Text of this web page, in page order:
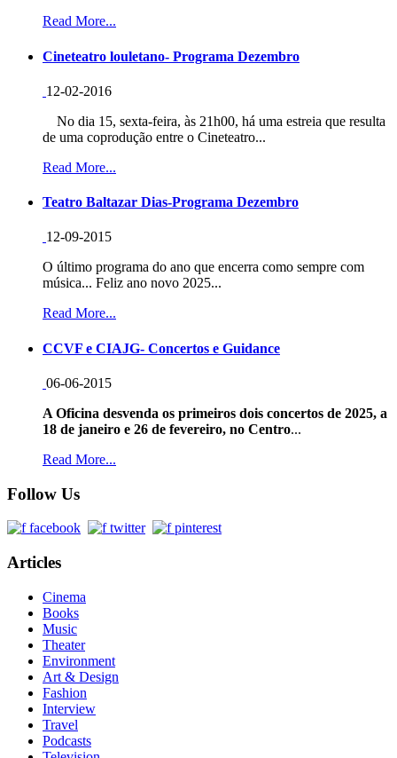
Read More...
Cineteatro louletano- Programa Dezembro
12-02-2016
No dia 15, sexta-feira, às 21h00, há uma estreia que resulta
de uma coprodução entre o Cineteatro...
Read More...
Teatro Baltazar Dias-Programa Dezembro
12-09-2015
O último programa do ano que encerra como sempre com
música... Feliz ano novo 2025...
Read More...
CCVF e CIAJG- Concertos e Guidance
06-06-2015
A Oficina desvenda os primeiros dois concertos de 2025, a
18 de janeiro e 26 de fevereiro, no Centro...
Read More...
Follow Us
Articles
Cinema
Books
Music
Theater
Environment
Art & Design
Fashion
Interview
Travel
Podcasts